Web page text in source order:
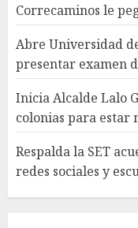
Correcaminos le
Abre Universidad
presentar examen
Inicia Alcalde Lalo
colonias para estar
Respalda la SET
redes sociales y